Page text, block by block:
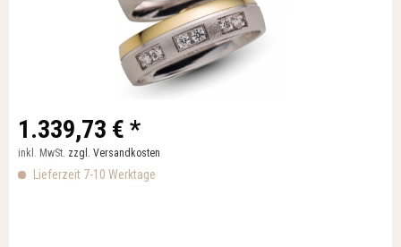
1.339,73 € *
inkl. MwSt. zzgl. Versandkosten
Lieferzeit 7-10 Werktage